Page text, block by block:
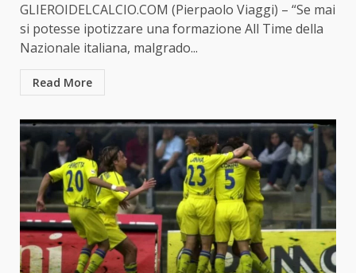
GLIEROIDELCALCIO.COM (Pierpaolo Viaggi) – “Se mai
si potesse ipotizzare una formazione All Time della
Nazionale italiana, malgrado...
Read More